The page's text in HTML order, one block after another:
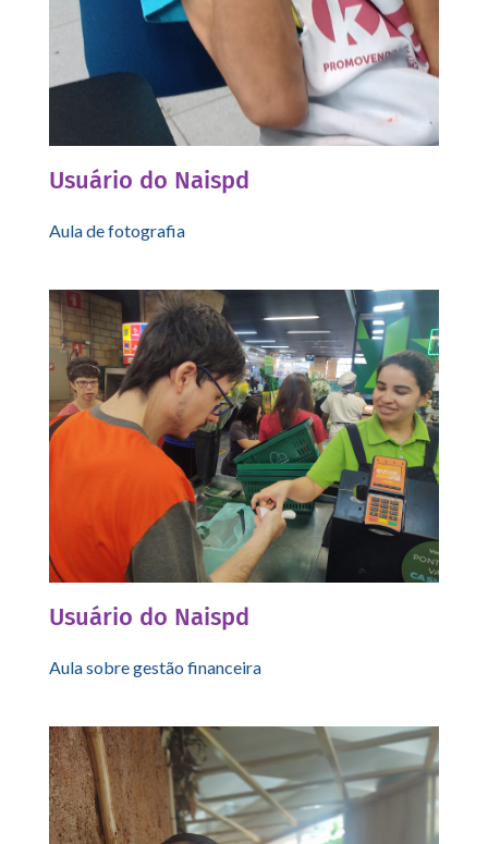
Usuário do Naispd
Aula de fotografia
Usuário do Naispd
Aula sobre gestão financeira